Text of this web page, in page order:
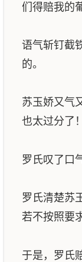
们得赔我的
语气斩钉截
的。
苏玉娇又气
也太过分了
罗氏叹了口
罗氏清楚苏
若不按照要
于是，罗氏